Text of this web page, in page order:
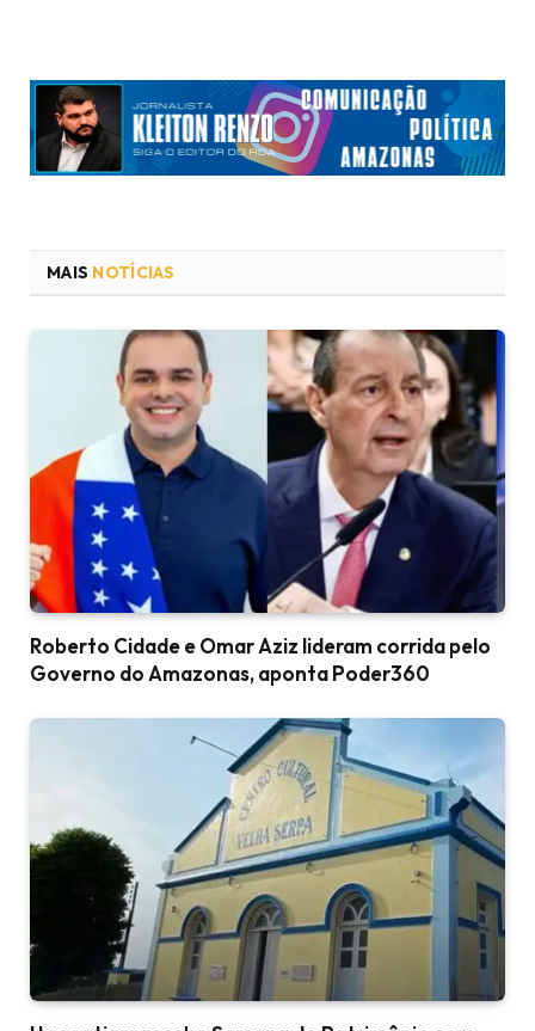
MAIS NOTÍCIAS
Roberto Cidade e Omar Aziz lideram corrida pelo
Governo do Amazonas, aponta Poder360